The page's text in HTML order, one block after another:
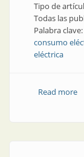
Tipo de
Todas las
Palabra clave:
consumo
eléctrica
Read more